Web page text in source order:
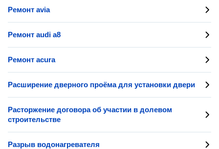
Ремонт avia
Ремонт audi a8
Ремонт acura
Расширение дверного проёма для установки двери
Расторжение договора об участии в долевом
строительстве
Разрыв водонагревателя